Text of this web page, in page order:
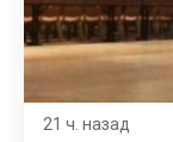
21 ч. назад